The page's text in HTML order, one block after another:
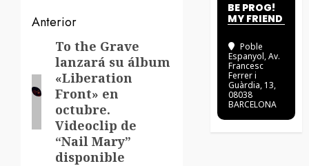
Navegación
de
entradas
Anterior
Entrada
anterior:
To the Grave
lanzará su álbum
«Liberation
Front» en
octubre.
Videoclip de
“Nail Mary”
disponible
BE PROG!
MY FRIEND
Poble
Espanyol, Av.
Francesc
Ferrer i
Guàrdia, 13,
08038
BARCELONA